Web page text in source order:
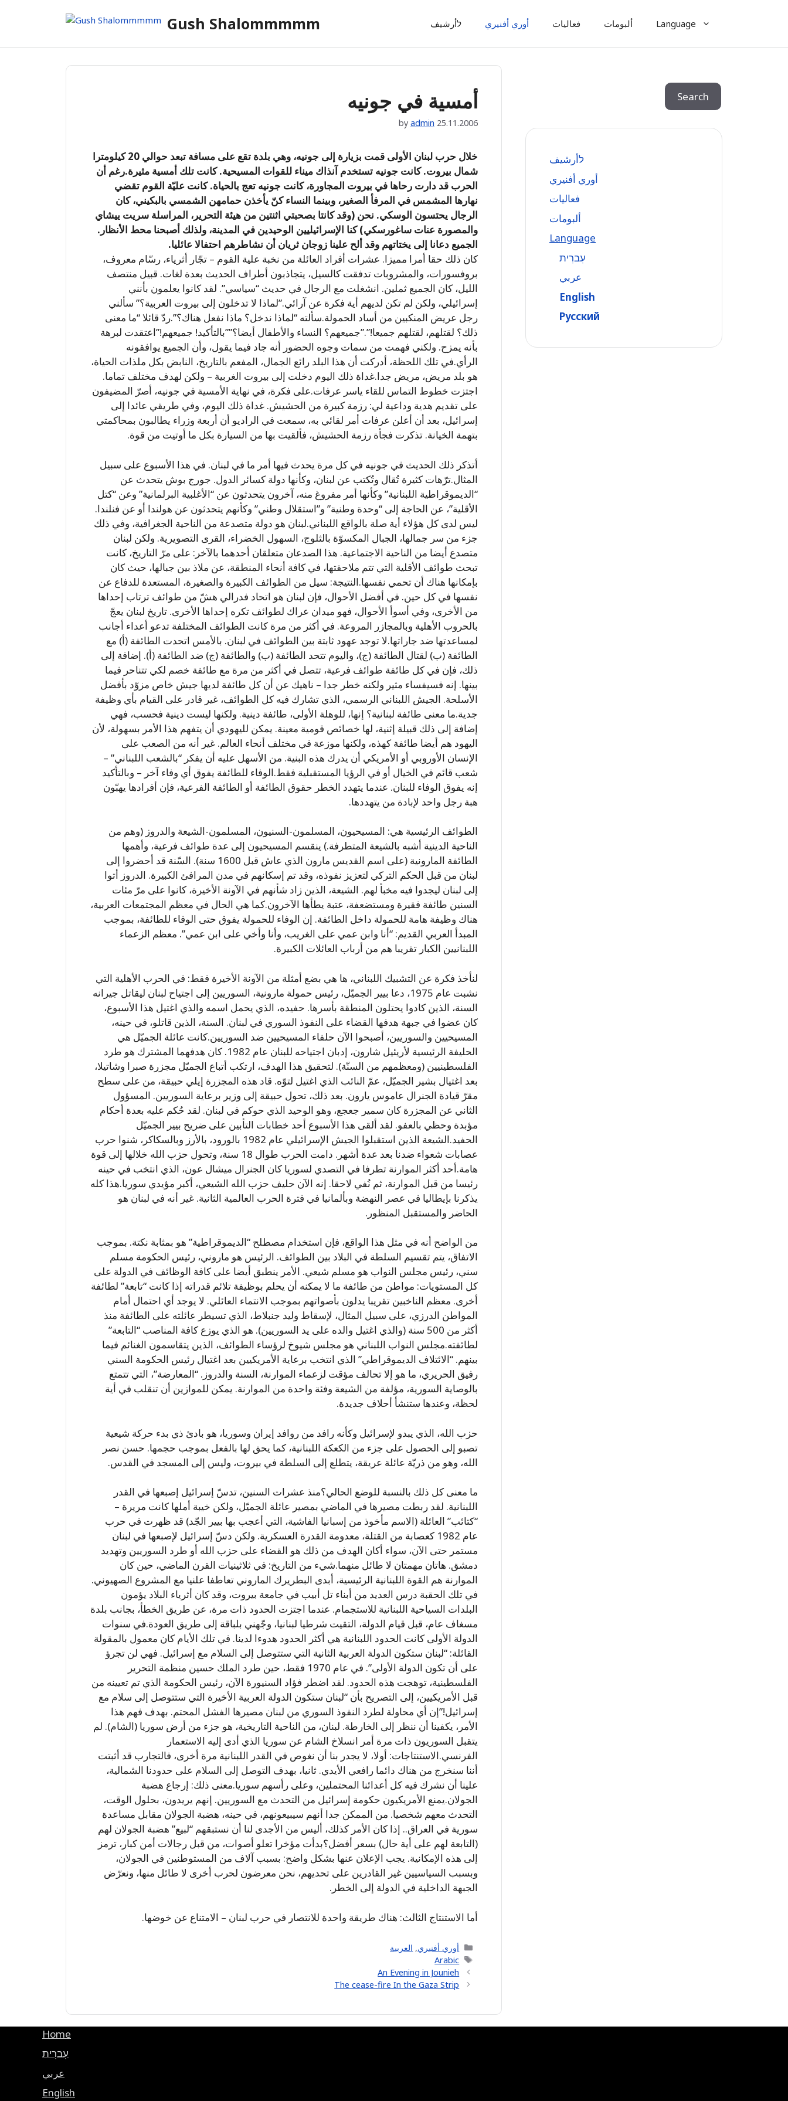
Gush Shalommmmm לأرشيف أوري أفنيري فعاليات ألبومات Language
أمسية في جونيه
25.11.2006
by admin
خلال حرب لبنان الأولى قمت بزيارة إلى جونيه، وهي بلدة تقع على مسافة تبعد حوالي 20 كيلومترا
شمال بيروت. كانت جونيه تستخدم آنذاك ميناء للقوات المسيحية. كانت تلك أمسية مثيرة.رغم أن
الحرب قد دارت رحاها في بيروت المجاورة، كانت جونيه تعج بالحياة. كانت عليّة القوم تقضي
نهارها المشمس في المرفأ الصغير، وبينما النساء كنّ يأخذن حمامهن الشمسي بالبكيني، كان
الرجال يحتسون الوسكي. نحن (وقد كانتا بصحبتي اثنتين من هيئة التحرير، المراسلة سريت ييشاي
والمصورة عنات ساغورسكي) كنا الإسرائيليين الوحيدين في المدينة، ولذلك أصبحنا محط الأنظار.
الجميع دعانا إلى يختاتهم وقد ألح علينا زوجان ثريان أن نشاطرهم احتفالا عائليا.
كان ذلك حقا أمرا مميزا. عشرات أفراد العائلة من نخبة علية القوم – تجّار أثرياء، رسّام معروف،
بروفسورات، والمشروبات تدفقت كالسيل، يتجاذبون أطراف الحديث بعدة لغات. قبيل منتصف
الليل، كان الجميع ثملين. انشغلت مع الرجال في حديث “سياسي”. لقد كانوا يعلمون بأنني
إسرائيلي، ولكن لم تكن لديهم أية فكرة عن آرائي.”لماذا لا تدخلون إلى بيروت العربية؟” سألني
رجل عريض المنكبين من أساد الحمولة.سألته “لماذا ندخل؟ ماذا نفعل هناك؟”.ردّ قائلا “ما معنى
ذلك؟ لقتلهم، لقتلهم جميعا!”.”جميعهم؟ النساء والأطفال أيضا؟””بالتأكيد! جميعهم!”اعتقدت لبرهة
بأنه يمزح. ولكني فهمت من سمات وجوه الحضور أنه جاد فيما يقول، وأن الجميع يوافقونه
الرأي.في تلك اللحظة، أدركت أن هذا البلد رائع الجمال، المفعم بالتاريخ، النابض بكل ملذات الحياة،
هو بلد مريض، مريض جدا.غداة ذلك اليوم دخلت إلى بيروت الغربية – ولكن لهدف مختلف تماما.
اجتزت خطوط التماس للقاء ياسر عرفات.على فكرة، في نهاية الأمسية في جونيه، أصرّ المضيفون
على تقديم هدية وداعية لي: رزمة كبيرة من الحشيش. غداة ذلك اليوم، وفي طريقي عائدا إلى
إسرائيل، بعد أن أعلن عرفات أمر لقائي به، سمعت في الراديو أن أربعة وزراء يطالبون بمحاكمتي
بتهمة الخيانة. تذكرت فجأة رزمة الحشيش، فألقيت بها من السيارة بكل ما أوتيت من قوة.
أتذكر ذلك الحديث في جونيه في كل مرة يحدث فيها أمر ما في لبنان. في هذا الأسبوع على سبيل
المثال.ترّهات كثيرة تُقال وتُكتب عن لبنان، وكأنها دولة كسائر الدول. جورج بوش يتحدث عن
“الديموقراطية اللبنانية” وكأنها أمر مفروغ منه، آخرون يتحدثون عن “الأغلبية البرلمانية” وعن “كتل
الأقلية”، عن الحاجة إلى “وحدة وطنية” و”استقلال وطني” وكأنهم يتحدثون عن هولندا أو عن فنلندا.
ليس لدى كل هؤلاء أية صلة بالواقع اللبناني.لبنان هو دولة متصدعة من الناحية الجغرافية، وفي ذلك
جزء من سر جمالها، الجبال المكسوّة بالثلوج، السهول الخضراء، القرى التصويرية. ولكن لبنان
متصدع أيضا من الناحية الاجتماعية. هذا الصدعان متعلقان أحدهما بالآخر: على مرّ التاريخ، كانت
تبحث طوائف الأقلية التي تتم ملاحقتها، في كافة أنحاء المنطقة، عن ملاذ بين جبالها، حيث كان
بإمكانها هناك أن تحمي نفسها.النتيجة: سيل من الطوائف الكبيرة والصغيرة، المستعدة للدفاع عن
نفسها في كل حين. في أفضل الأحوال، فإن لبنان هو اتحاد فدرالي هشّ من طوائف ترتاب إحداها
من الأخرى، وفي أسوأ الأحوال، فهو ميدان عراك لطوائف تكره إحداها الأخرى. تاريخ لبنان يعجّ
بالحروب الأهلية وبالمجازر المروعة. في أكثر من مرة كانت الطوائف المختلفة تدعو أعداء أجانب
لمساعدتها ضد جاراتها.لا توجد عهود ثابتة بين الطوائف في لبنان. بالأمس اتحدت الطائفة (أ) مع
الطائفة (ب) لقتال الطائفة (ج)، واليوم تتحد الطائفة (ب) والطائفة (ج) ضد الطائفة (أ). إضافة إلى
ذلك، فإن في كل طائفة طوائف فرعية، تتصل في أكثر من مرة مع طائفة خصم لكي تتناحر فيما
بينها. إنه فسيفساء مثير ولكنه خطر جدا – ناهيك عن أن كل طائفة لديها جيش خاص مزوّد بأفضل
الأسلحة. الجيش اللبناني الرسمي، الذي تشارك فيه كل الطوائف، غير قادر على القيام بأي وظيفة
جدية.ما معنى طائفة لبنانية؟ إنها، للوهلة الأولى، طائفة دينية. ولكنها ليست دينية فحسب، فهي
إضافة إلى ذلك قبيلة إثنية، لها خصائص قومية معينة. يمكن لليهودي أن يتفهم هذا الأمر بسهولة، لأن
اليهود هم أيضا طائفة كهذه، ولكنها موزعة في مختلف أنحاء العالم. غير أنه من الصعب على
الإنسان الأوروبي أو الأمريكي أن يدرك هذه البنية. من الأسهل عليه أن يفكر “بالشعب اللبناني” –
شعب قائم في الخيال أو في الرؤيا المستقبلية فقط.الوفاء للطائفة يفوق أي وفاء آخر – وبالتأكيد
إنه يفوق الوفاء للبنان. عندما يتهدد الخطر حقوق الطائفة أو الطائفة الفرعية، فإن أفرادها يهبّون
هبة رجل واحد لإبادة من يتهددها.
الطوائف الرئيسية هي: المسيحيون، المسلمون-السنيون، المسلمون-الشيعة والدروز (وهم من
الناحية الدينية أشبه بالشيعة المتطرفة.) ينقسم المسيحيون إلى عدة طوائف فرعية، وأهمها
الطائفة المارونية (على اسم القديس مارون الذي عاش قبل 1600 سنة). السّنة قد أحضروا إلى
لبنان من قبل الحكم التركي لتعزيز نفوذه، وقد تم إسكانهم في مدن المرافئ الكبيرة. الدروز أتوا
إلى لبنان ليجدوا فيه مخبأ لهم. الشيعة، الذين زاد شأنهم في الآونة الأخيرة، كانوا على مرّ مئات
السنين طائفة فقيرة ومستضعفة، عتبة يطأها الآخرون.كما هي الحال في معظم المجتمعات العربية،
هناك وظيفة هامة للحمولة داخل الطائفة. إن الوفاء للحمولة يفوق حتى الوفاء للطائفة، بموجب
المبدأ العربي القديم: “أنا وابن عمي على الغريب، وأنا وأخي على ابن عمي”. معظم الزعماء
اللبنانيين الكبار تقريبا هم من أرباب العائلات الكبيرة.
لنأخذ فكرة عن التشبيك اللبناني، ها هي بضع أمثلة من الآونة الأخيرة فقط: في الحرب الأهلية التي
نشبت عام 1975، دعا بيير الجميّل، رئيس حمولة مارونية، السوريين إلى اجتياح لبنان ليقاتل جيرانه
السنة، الذين كادوا يحتلون المنطقة بأسرها. حفيده، الذي يحمل اسمه والذي اغتيل هذا الأسبوع،
كان عضوا في جبهة هدفها القضاء على النفوذ السوري في لبنان. السنة، الذين قاتلو، في حينه،
المسيحيين والسوريين، أصبحوا الآن حلفاء المسيحيين ضد السوريين.كانت عائلة الجميّل هي
الحليفة الرئيسية لأريئيل شارون، إدبان اجتياحه للبنان عام 1982. كان هدفهما المشترك هو طرد
الفلسطينيين (ومعظمهم من السنّة). لتحقيق هذا الهدف، ارتكب أتباع الجميّل مجزرة صبرا وشاتيلا،
بعد اغتيال بشير الجميّل، عمّ النائب الذي اغتيل لتوّه. قاد هذه المجزرة إيلي حبيقة، من على سطح
مقرّ قيادة الجنرال عاموس يارون. بعد ذلك، تحول حبيقة إلى وزير برعاية السوريين. المسؤول
الثاني عن المجزرة كان سمير جعجع، وهو الوحيد الذي حوكم في لبنان. لقد حُكم عليه بعدة أحكام
مؤبدة وحظي بالعفو. لقد ألقى هذا الأسبوع أحد خطابات التأبين على ضريح بيير الجميّل
الحفيد.الشيعة الذين استقبلوا الجيش الإسرائيلي عام 1982 بالورود، بالأرز وبالسكاكر، شنوا حرب
عصابات شعواء ضدنا بعد عدة أشهر. دامت الحرب طوال 18 سنة، وتحول حزب الله خلالها إلى قوة
هامة.أحد أكثر الموارنة تطرفا في التصدي لسوريا كان الجنرال ميشال عون، الذي انتخب في حينه
رئيسا من قبل الموارنة، ثم نُفي لاحقا. إنه الآن حليف حزب الله الشيعي، أكبر مؤيدي سوريا.هذا كله
يذكرنا بإيطاليا في عصر النهضة وبألمانيا في فترة الحرب العالمية الثانية. غير أنه في لبنان هو
الحاضر والمستقبل المنظور.
من الواضح أنه في مثل هذا الواقع، فإن استخدام مصطلح “الديموقراطية” هو بمثابة نكتة. بموجب
الاتفاق، يتم تقسيم السلطة في البلاد بين الطوائف. الرئيس هو ماروني، رئيس الحكومة مسلم
سني، رئيس مجلس النواب هو مسلم شيعي. الأمر ينطبق أيضا على كافة الوظائف في الدولة على
كل المستويات: مواطن من طائفة ما لا يمكنه أن يحلم بوظيفة تلائم قدراته إذا كانت “تابعة” لطائفة
أخرى. معظم الناخبين تقريبا يدلون بأصواتهم بموجب الانتماء العائلي. لا يوجد أي احتمال أمام
المواطن الدرزي، على سبيل المثال، لإسقاط وليد جنبلاط، الذي تسيطر عائلته على الطائفة منذ
أكثر من 500 سنة (والذي اغتيل والده على يد السوريين). هو الذي يوزع كافة المناصب “التابعة”
لطائفته.مجلس النواب اللبناني هو مجلس شيوخ لرؤساء الطوائف، الذين يتقاسمون الغنائم فيما
بينهم. “الائتلاف الديموقراطي” الذي انتخب برعاية الأمريكيين بعد اغتيال رئيس الحكومة السني
رفيق الحريري، ما هو إلا تحالف مؤقت لزعماء الموارنة، السنة والدروز. “المعارضة”، التي تتمتع
بالوصاية السورية، مؤلفة من الشيعة وفئة واحدة من الموارنة. يمكن للموازين أن تنقلب في أية
لحظة، وعندها ستنشأ أحلاف جديدة.
حزب الله، الذي يبدو لإسرائيل وكأنه رافد من روافد إيران وسوريا، هو بادئ ذي بدء حركة شيعية
تصبو إلى الحصول على جزء من الكعكة اللبنانية، كما يحق لها بالفعل بموجب حجمها. حسن نصر
الله، وهو من ذريّة عائلة عريقة، يتطلع إلى السلطة في بيروت، وليس إلى المسجد في القدس.
ما معنى كل ذلك بالنسبة للوضع الحالي؟منذ عشرات السنين، تدسّ إسرائيل إصبعها في القدر
اللبنانية. لقد ربطت مصيرها في الماضي بمصير عائلة الجميّل، ولكن خيبة أملها كانت مريرة –
“كتائب” العائلة (الاسم مأخوذ من إسبانيا الفاشية، التي أعجب بها بيير الجّد) قد ظهرت في حرب
عام 1982 كعصابة من القتلة، معدومة القدرة العسكرية. ولكن دسّ إسرائيل لإصبعها في لبنان
مستمر حتى الآن، سواء أكان الهدف من ذلك هو القضاء على حزب الله أو طرد السوريين وتهديد
دمشق. هاتان مهمتان لا طائل منهما.شيء من التاريخ: في ثلاثينيات القرن الماضي، حين كان
الموارنة هم القوة اللبنانية الرئيسية، أبدى البطريرك الماروني تعاطفا علنيا مع المشروع الصهيوني.
في تلك الحقبة درس العديد من أبناء تل أبيب في جامعة بيروت، وقد كان أثرياء البلاد يؤمون
البلدات السياحية اللبنانية للاستجمام. عندما اجتزت الحدود ذات مرة، عن طريق الخطأ، بجانب بلدة
مسغاف عام، قبل قيام الدولة، التقيت شرطيا لبنانيا، وجّهني بلباقة إلى طريق العودة.في سنوات
الدولة الأولى كانت الحدود اللبنانية هي أكثر الحدود هدوءا لدينا. في تلك الأيام كان معمول بالمقولة
القائلة: “لبنان ستكون الدولة العربية الثانية التي ستتوصل إلى السلام مع إسرائيل. فهي لن تجرؤ
على أن تكون الدولة الأولى”. في عام 1970 فقط، حين طرد الملك حسين منظمة التحرير
الفلسطينية، توهجت هذه الحدود. لقد اضطر فؤاد السنيورة الآن، رئيس الحكومة الذي تم تعيينه من
قبل الأمريكيين، إلى التصريح بأن “لبنان ستكون الدولة العربية الأخيرة التي ستتوصل إلى سلام مع
إسرائيل!”إن أي محاولة لطرد النفوذ السوري من لبنان مصيرها الفشل المحتم. بهدف فهم هذا
الأمر، يكفينا أن ننظر إلى الخارطة. لبنان، من الناحية التاريخية، هو جزء من أرض سوريا (الشام). لم
يتقبل السوريون ذات مرة أمر انسلاخ الشام عن سوريا الذي أدى إليه الاستعمار
الفرنسي.الاستنتاجات: أولا، لا يجدر بنا أن نغوص في القدر اللبنانية مرة أخرى، فالتجارب قد أثبتت
أننا سنخرج من هناك دائما رافعي الأيدي. ثانيا، بهدف التوصل إلى السلام على حدودنا الشمالية،
علينا أن نشرك فيه كل أعدائنا المحتملين، وعلى رأسهم سوريا.معنى ذلك: إرجاع هضبة
الجولان.يمنع الأمريكيون حكومة إسرائيل من التحدث مع السوريين. إنهم يريدون، بحلول الوقت،
التحدث معهم شخصيا. من الممكن جدا أنهم سيبيعونهم، في حينه، هضبة الجولان مقابل مساعدة
سورية في العراق.. إذا كان الأمر كذلك، أليس من الأجدى لنا أن نستبقهم “لبيع” هضبة الجولان لهم
(التابعة لهم على أية حال) بسعر أفضل؟بدأت مؤخرا تعلو أصوات، من قبل رجالات أمن كبار، ترمز
إلى هذه الإمكانية. يجب الإعلان عنها بشكل واضح: بسبب آلاف من المستوطنين في الجولان،
وبسبب السياسيين غير القادرين على تحديهم، نحن معرضون لحرب أخرى لا طائل منها، ونعرّض
الجبهة الداخلية في الدولة إلى الخطر.
أما الاستنتاج الثالث: هناك طريقة واحدة للانتصار في حرب لبنان – الامتناع عن خوضها.
Categories
أوري أفنيري, العربية
Tags
Arabic
An Evening in Jounieh
The cease-fire In the Gaza Strip
Search
לأرشيف
أوري أفنيري
فعاليات
ألبومات
Language
עִברִית
عربي
English
Русский
Home
עִברִית
عربي
English